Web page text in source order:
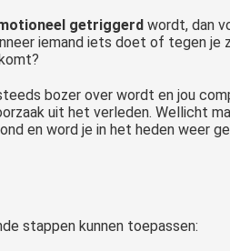
getriggerd wordt, dan
iemand iets doet of tegen je
bozer over wordt en jou
uit het verleden. Wellicht
en word je in het heden weer
stappen kunnen toepassen: